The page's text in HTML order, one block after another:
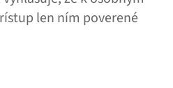
len ním poverené